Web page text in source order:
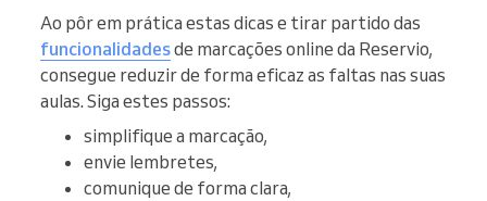
Ao pôr em prática estas dicas e tirar partido das
funcionalidadesde marcações online da Reservio,
consegue reduzir de forma eficaz as faltas nas suas
aulas. Siga estes passos:
simplifique a marcação,
envie lembretes,
comunique de forma clara,